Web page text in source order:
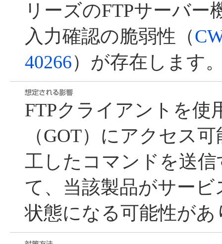
リーズのFTPサーバー
入力確認の脆弱性（
40266）が存在します
FTPクライアントを使
（GOT）にアクセス
工したコマンドを送
て、当該製品がサービ
状態になる可能性があ